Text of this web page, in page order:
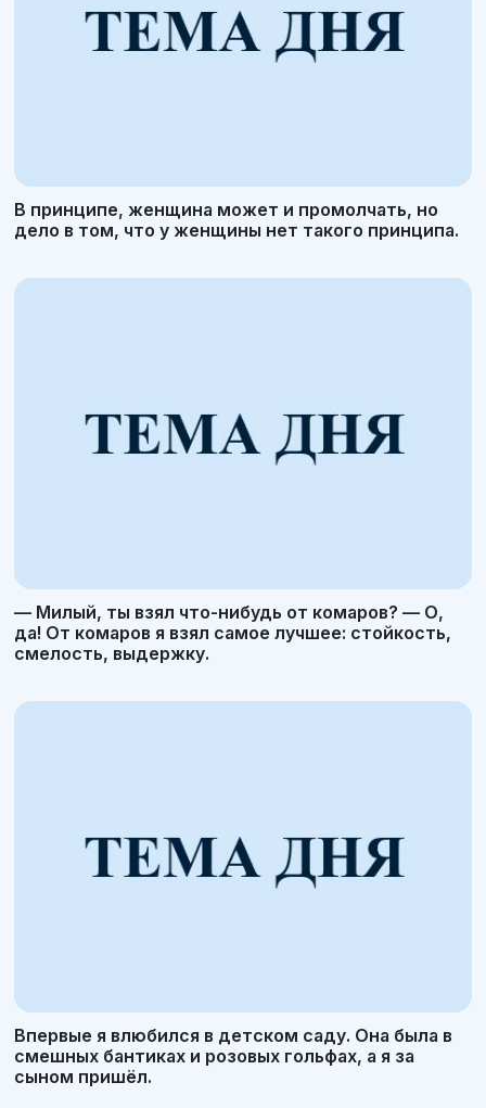
В принципе, женщина может и промолчать, но
дело в том, что у женщины нет такого принципа.
— Милый, ты взял что-нибудь от комаров? — О,
да! От комаров я взял самое лучшее: стойкость,
смелость, выдержку.
Впервые я влюбился в детском саду. Она была в
смешных бантиках и розовых гольфах, а я за
сыном пришёл.